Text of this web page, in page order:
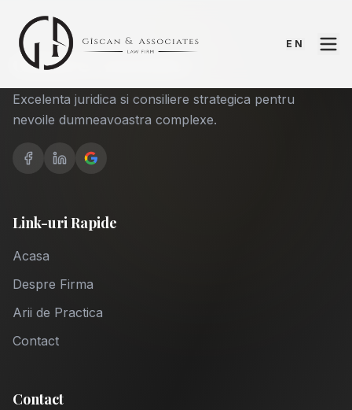
EN
Giscan & Associates
Excelenta juridica si consiliere strategica pentru
nevoile dumneavoastra complexe.
Link-uri Rapide
Acasa
Despre Firma
Arii de Practica
Contact
Contact